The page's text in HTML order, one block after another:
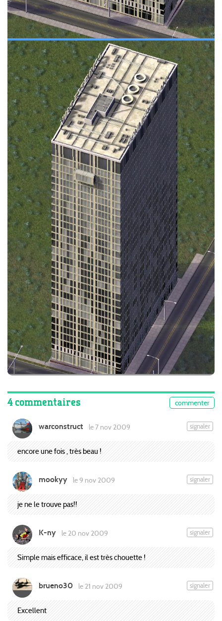
4 commentaires commenter
warconstruct le 7 nov 2009 signaler
encore une fois , très beau !
mookyy le 9 nov 2009 signaler
je ne le trouve pas!!
K-ny le 20 nov 2009 signaler
Simple mais efficace, il est très chouette !
brueno30 le 21 nov 2009 signaler
Excellent